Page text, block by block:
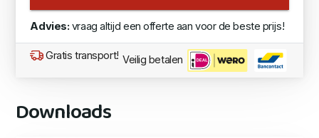
Advies: vraag altijd een offerte aan voor de beste prijs!
Gratis transport! Veilig betalen
Downloads